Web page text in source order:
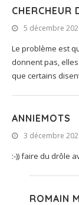
CHERCHEUR
5 décembre
Le problème est
donnent pas,
que certains
ANNIEMOTS
3 décembre
:-)) faire du drôle
ROMAIN